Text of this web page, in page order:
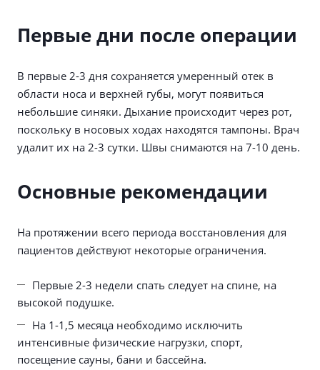
Первые дни после операции
В первые 2-3 дня сохраняется умеренный отек в
области носа и верхней губы, могут появиться
небольшие синяки. Дыхание происходит через рот,
поскольку в носовых ходах находятся тампоны. Врач
удалит их на 2-3 сутки. Швы снимаются на 7-10 день.
Основные рекомендации
На протяжении всего периода восстановления для
пациентов действуют некоторые ограничения.
Первые 2-3 недели спать следует на спине, на
высокой подушке.
На 1-1,5 месяца необходимо исключить
интенсивные физические нагрузки, спорт,
посещение сауны, бани и бассейна.